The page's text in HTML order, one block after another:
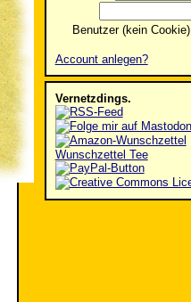
Benutzer (kein Cookie)
Account anlegen?
Vernetzdings.
Wunschzettel Tee